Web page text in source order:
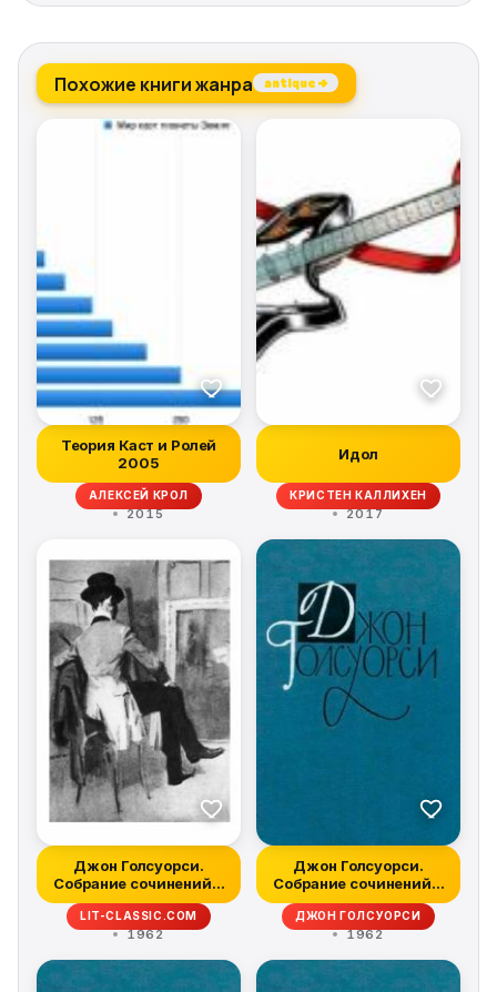
Похожие книги жанра antique →
Теория Каст и Ролей
2005
АЛЕКСЕЙ КРОЛ
2015
Идол
КРИСТЕН КАЛЛИХЕН
2017
Джон Голсуорси.
Собрание сочинений в
16 томах. Том...
LIT-CLASSIC.COM
1962
Джон Голсуорси.
Собрание сочинений в
16 томах. Том...
ДЖОН ГОЛСУОРСИ
1962